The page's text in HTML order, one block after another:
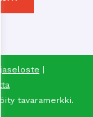
|
tavaramerkki.